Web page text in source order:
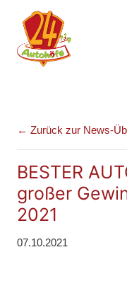
← Zurück zur News-
BESTER
großer
2021
07.10.2021